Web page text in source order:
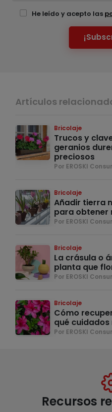
He leído y acepto las
Artículos
Bricolaje
Trucos y
geranios
preciosos
Por EROSKI
Bricolaje
Añadir tierra
para obtener
Por EROSKI
Bricolaje
La crásula o
planta que
Por EROSKI
Bricolaje
Cómo
qué
Por EROSKI
Recursos